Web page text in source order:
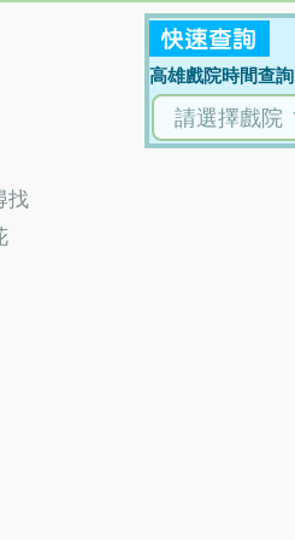
找
高雄戲院時間查詢